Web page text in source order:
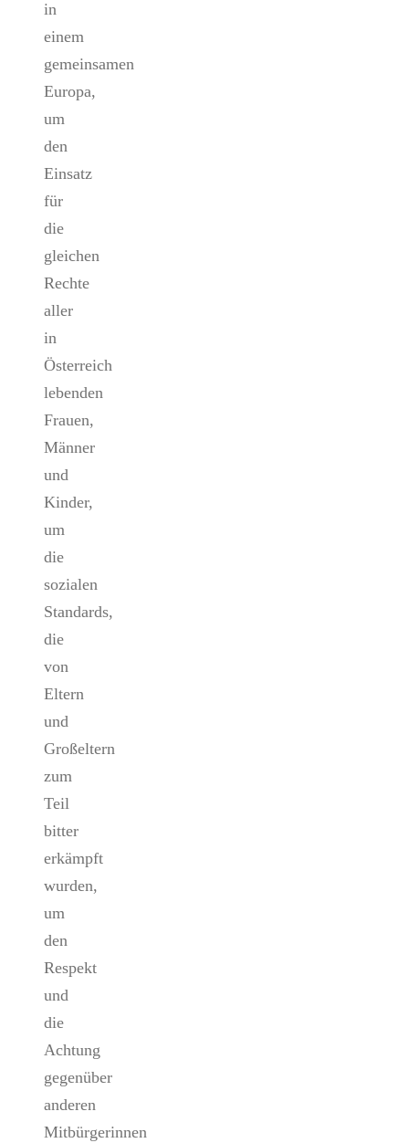
in
einem
gemeinsamen
Europa,
um
den
Einsatz
für
die
gleichen
Rechte
aller
in
Österreich
lebenden
Frauen,
Männer
und
Kinder,
um
die
sozialen
Standards,
die
von
Eltern
und
Großeltern
zum
Teil
bitter
erkämpft
wurden,
um
den
Respekt
und
die
Achtung
gegenüber
anderen
Mitbürgerinnen